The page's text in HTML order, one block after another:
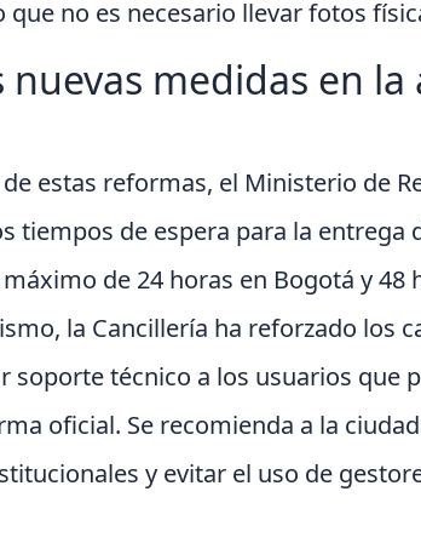
no es necesario llevar fotos
medidas en la
estas reformas, el Ministerio de
tiempos de espera para la entrega
de 24 horas en Bogotá y 48
la Cancillería ha reforzado los
soporte técnico a los usuarios que
oficial. Se recomienda a la
y evitar el uso de